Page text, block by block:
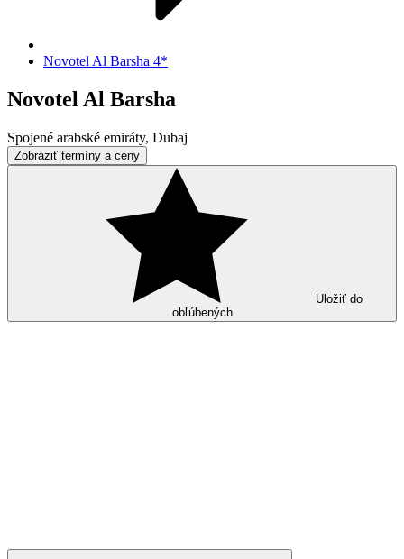
Novotel Al Barsha 4*
Novotel Al Barsha
Spojené arabské emiráty, Dubaj
Zobraziť termíny a ceny
Uložiť do
obľúbených